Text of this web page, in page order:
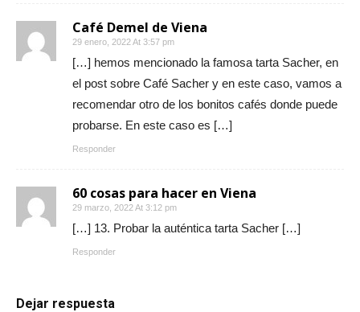
Café Demel de Viena
29 enero, 2022 At 3:57 pm
[…] hemos mencionado la famosa tarta Sacher, en
el post sobre Café Sacher y en este caso, vamos a
recomendar otro de los bonitos cafés donde puede
probarse. En este caso es […]
Responder
60 cosas para hacer en Viena
29 marzo, 2022 At 3:12 pm
[…] 13. Probar la auténtica tarta Sacher […]
Responder
Dejar respuesta